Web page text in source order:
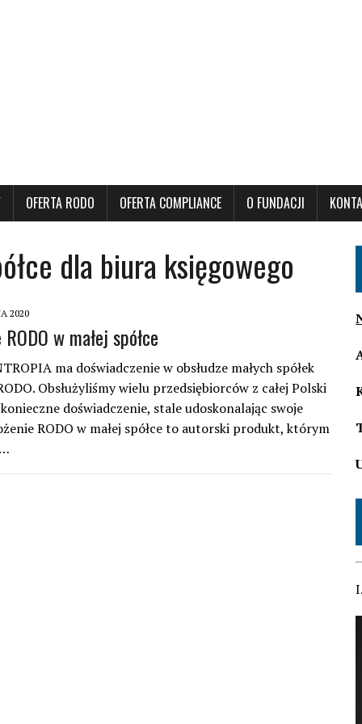
OFERTA RODO OFERTA COMPLIANCE O FUNDACJI
dla biura księgowego
2020
w małej spółce
ma doświadczenie w obsłudze małych spółek
Obsłużyliśmy wielu przedsiębiorców z całej Polski
doświadczenie, stale udoskonalając swoje
RODO w małej spółce to autorski produkt, którym